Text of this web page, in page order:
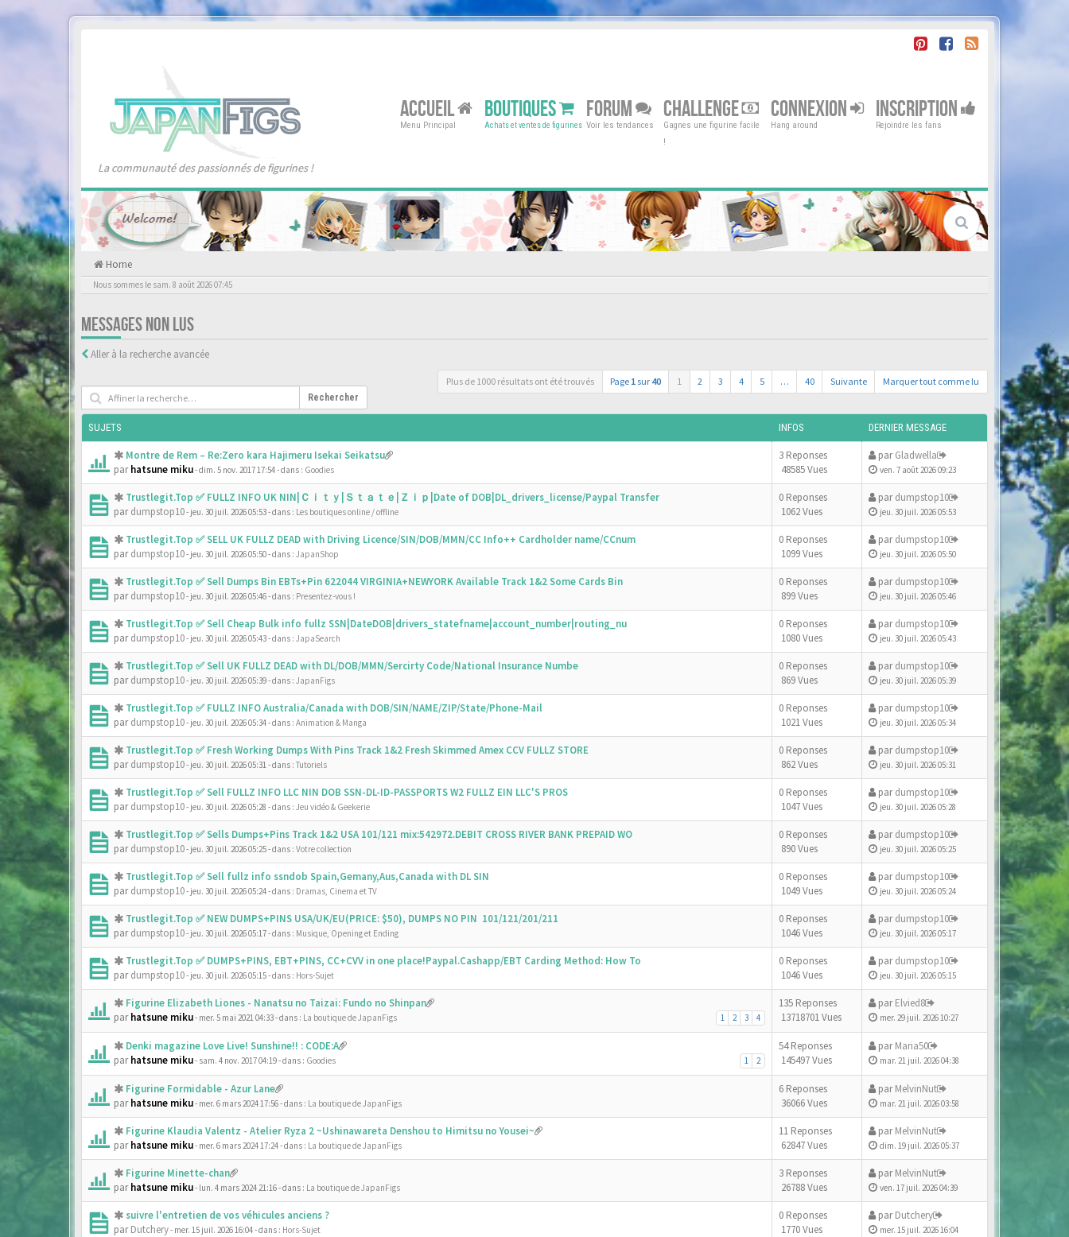
La communauté des passionnés de figurines !
ACCUEIL
Menu Principal
BOUTIQUES
Achats et ventes de figurines
FORUM
Voir les tendances
CHALLENGE
Gagnes une figurine facile
!
CONNEXION
Hang around
INSCRIPTION
Rejoindre les fans
Home
Nous sommes le sam. 8 août 2026 07:45
MESSAGES NON LUS
Aller à la recherche avancée
Rechercher
Plus de 1000 résultats ont été trouvés Page 1 sur 40 1 2 3 4 5 … 40 Suivante Marquer tout comme lu
SUJETS INFOS DERNIER MESSAGE
Montre de Rem – Re:Zero kara Hajimeru Isekai Seikatsu
parhatsune miku- dim. 5 nov. 2017 17:54- dans : Goodies
3 Reponses
48585 Vues
parGladwella
ven. 7 août 2026 09:23
Trustlegit.Top ✅ FULLZ INFO UK NIN|Ｃｉｔｙ|Ｓｔａｔｅ|Ｚｉｐ|Date of DOB|DL_drivers_license/Paypal Transfer
pardumpstop10- jeu. 30 juil. 2026 05:53- dans : Les boutiques online / offline
0 Reponses
1062 Vues
pardumpstop10
jeu. 30 juil. 2026 05:53
Trustlegit.Top ✅ SELL UK FULLZ DEAD with Driving Licence/SIN/DOB/MMN/CC Info++ Cardholder name/CCnum
pardumpstop10- jeu. 30 juil. 2026 05:50- dans : JapanShop
0 Reponses
1099 Vues
pardumpstop10
jeu. 30 juil. 2026 05:50
Trustlegit.Top ✅ Sell Dumps Bin EBTs+Pin 622044 VIRGINIA+NEWYORK Available Track 1&2 Some Cards Bin
pardumpstop10- jeu. 30 juil. 2026 05:46- dans : Presentez-vous !
0 Reponses
899 Vues
pardumpstop10
jeu. 30 juil. 2026 05:46
Trustlegit.Top ✅ Sell Cheap Bulk info fullz SSN|DateDOB|drivers_statefname|account_number|routing_nu
pardumpstop10- jeu. 30 juil. 2026 05:43- dans : JapaSearch
0 Reponses
1080 Vues
pardumpstop10
jeu. 30 juil. 2026 05:43
Trustlegit.Top ✅ Sell UK FULLZ DEAD with DL/DOB/MMN/Sercirty Code/National Insurance Numbe
pardumpstop10- jeu. 30 juil. 2026 05:39- dans : JapanFigs
0 Reponses
869 Vues
pardumpstop10
jeu. 30 juil. 2026 05:39
Trustlegit.Top ✅ FULLZ INFO Australia/Canada with DOB/SIN/NAME/ZIP/State/Phone-Mail
pardumpstop10- jeu. 30 juil. 2026 05:34- dans : Animation & Manga
0 Reponses
1021 Vues
pardumpstop10
jeu. 30 juil. 2026 05:34
Trustlegit.Top ✅ Fresh Working Dumps With Pins Track 1&2 Fresh Skimmed Amex CCV FULLZ STORE
pardumpstop10- jeu. 30 juil. 2026 05:31- dans : Tutoriels
0 Reponses
862 Vues
pardumpstop10
jeu. 30 juil. 2026 05:31
Trustlegit.Top ✅ Sell FULLZ INFO LLC NIN DOB SSN-DL-ID-PASSPORTS W2 FULLZ EIN LLC'S PROS
pardumpstop10- jeu. 30 juil. 2026 05:28 - dans : Jeu vidéo & Geekerie
0 Reponses
1047 Vues
pardumpstop10
jeu. 30 juil. 2026 05:28
Trustlegit.Top ✅ Sells Dumps+Pins Track 1&2 USA 101/121 mix:542972.DEBIT CROSS RIVER BANK PREPAID WO
pardumpstop10- jeu. 30 juil. 2026 05:25- dans : Votre collection
0 Reponses
890 Vues
pardumpstop10
jeu. 30 juil. 2026 05:25
Trustlegit.Top ✅ Sell fullz info ssndob Spain,Gemany,Aus,Canada with DL SIN
pardumpstop10- jeu. 30 juil. 2026 05:24- dans : Dramas, Cinema et TV
0 Reponses
1049 Vues
pardumpstop10
jeu. 30 juil. 2026 05:24
Trustlegit.Top ✅ NEW DUMPS+PINS USA/UK/EU(PRICE: $50), DUMPS NO PIN 101/121/201/211
pardumpstop10- jeu. 30 juil. 2026 05:17- dans : Musique, Opening et Ending
0 Reponses
1046 Vues
pardumpstop10
jeu. 30 juil. 2026 05:17
Trustlegit.Top ✅ DUMPS+PINS, EBT+PINS, CC+CVV in one place!Paypal.Cashapp/EBT Carding Method: How To
pardumpstop10- jeu. 30 juil. 2026 05:15- dans : Hors-Sujet
0 Reponses
1046 Vues
pardumpstop10
jeu. 30 juil. 2026 05:15
Figurine Elizabeth Liones - Nanatsu no Taizai: Fundo no Shinpan
1 2 3 4
parhatsune miku- mer. 5 mai 2021 04:33- dans : La boutique de JapanFigs
135 Reponses
13718701 Vues
parElvied8
mer. 29 juil. 2026 10:27
Denki magazine Love Live! Sunshine!! : CODE:A
1 2
parhatsune miku- sam. 4 nov. 2017 04:19- dans : Goodies
54 Reponses
145497 Vues
parMaria50
mar. 21 juil. 2026 04:38
Figurine Formidable - Azur Lane
parhatsune miku- mer. 6 mars 2024 17:56- dans : La boutique de JapanFigs
6 Reponses
36066 Vues
parMelvinNut
mar. 21 juil. 2026 03:58
Figurine Klaudia Valentz - Atelier Ryza 2 ~Ushinawareta Denshou to Himitsu no Yousei~
parhatsune miku- mer. 6 mars 2024 17:24- dans : La boutique de JapanFigs
11 Reponses
62847 Vues
parMelvinNut
dim. 19 juil. 2026 05:37
Figurine Minette-chan
parhatsune miku- lun. 4 mars 2024 21:16- dans : La boutique de JapanFigs
3 Reponses
26788 Vues
parMelvinNut
ven. 17 juil. 2026 04:39
suivre l'entretien de vos véhicules anciens ?
parDutchery- mer. 15 juil. 2026 16:04- dans : Hors-Sujet
0 Reponses
1770 Vues
parDutchery
mer. 15 juil. 2026 16:04